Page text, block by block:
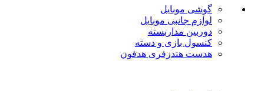
گوشی موبایل
لوازم جانبی موبایل
دوربین مداربسته
کنسول بازی و دسته
هدست هندزفری هدفون